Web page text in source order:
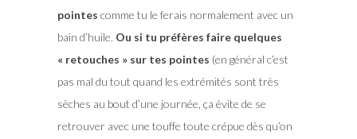
pointes comme tu le ferais normalement avec un
bain d’huile. Ou si tu préfères faire quelques
« retouches » sur tes pointes (en général c’est
pas mal du tout quand les extrémités sont très
sèches au bout d’une journée, ça évite de se
retrouver avec une touffe toute crépue dès qu’on